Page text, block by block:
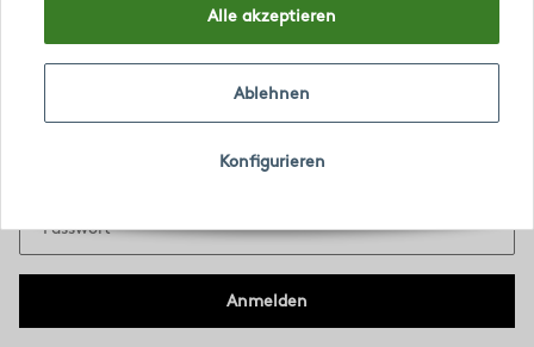
Mein Konto
Anmelden für registrierte Kunden
Passwort
Anmelden
Alle akzeptieren
Konfigurieren
Ablehnen